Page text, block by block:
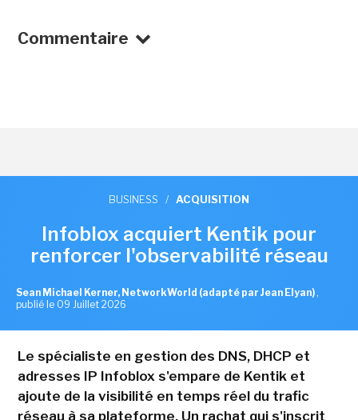
Commentaire
BUSINESS / ACQUISITION
Infoblox acquiert Kentik pour
renforcer l'observabilité réseau
Sean Michael Kerner, NetworkWorld (adapté par Jean Elyan) ,
publié le 09 Juillet 2026
Le spécialiste en gestion des DNS, DHCP et
adresses IP Infoblox s'empare de Kentik et
ajoute de la visibilité en temps réel du trafic
réseau à sa plateforme. Un rachat qui s'inscrit